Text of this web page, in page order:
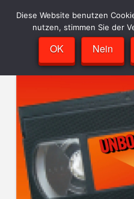
Diese Website benutzen
nutzen, stimmen Sie der
OK Nein